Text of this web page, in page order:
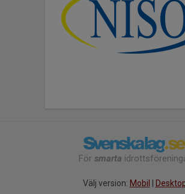
För smarta
Välj version: Mobil